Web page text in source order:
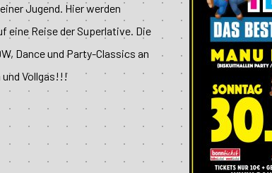
Jugend. Hier werden
eine Reise der Superlative. Die
Dance und Party-Classics an
und Vollgas!!!